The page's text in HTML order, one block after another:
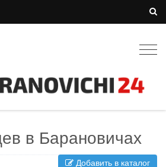
в Барановичах
Добавить в каталог